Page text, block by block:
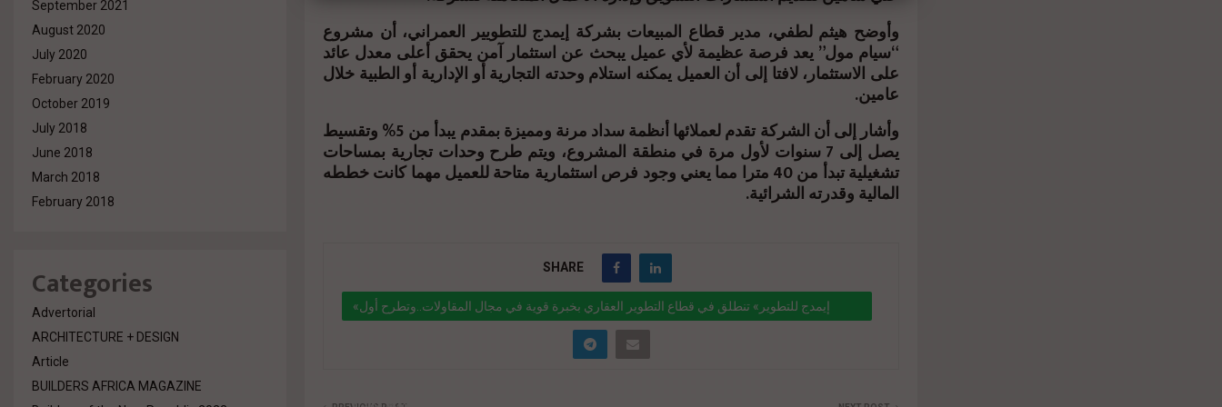
وأوضح هيثم لطفي، مدير قطاع المبيعات بشركة إيمدج للتطويير العمراني، أن مشروع
“سيام مول” يعد فرصة عظيمة لأي عميل يبحث عن استثمار آمن يحقق أعلى معدل عائد
على الاستثمار، لافتا إلى أن العميل يمكنه استلام وحدته التجارية أو الإدارية أو الطبية خلال
عامين.
وأشار إلى أن الشركة تقدم لعملائها أنظمة سداد مرنة ومميزة بمقدم يبدأ من 5% وتقسيط
يصل إلى 7 سنوات لأول مرة في منطقة المشروع، ويتم طرح وحدات تجارية بمساحات
تشغيلية تبدأ من 40 مترا مما يعني وجود فرص استثمارية متاحة للعميل مهما كانت خططه
المالية وقدرته الشرائية.
SHARE
«إيمدج للتطوير» تنطلق في قطاع التطوير العقاري بخبرة قوية في مجال المقاولات..وتطرح أول
September 2021
August 2020
July 2020
February 2020
October 2019
July 2018
June 2018
March 2018
February 2018
Categories
Advertorial
ARCHITECTURE + DESIGN
Article
BUILDERS AFRICA MAGAZINE